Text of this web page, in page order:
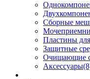
Сборные
Пластины
Защитные
Очищающие
Аксессуары